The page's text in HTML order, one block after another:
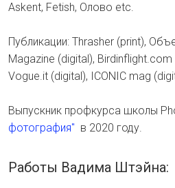
Askent, Fetish, Олово etc.
Публикации: Thrasher (print),
Magazine (digital),
Vogue.it (digital), ICONIC mag
Выпускник профкурса школы
фотография" в 2020 году.
Работы Вадима Штэйна: